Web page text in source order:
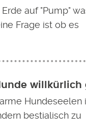
auf "Pump"
Frage ist ob es
Hundeseelen
bestialisch zu